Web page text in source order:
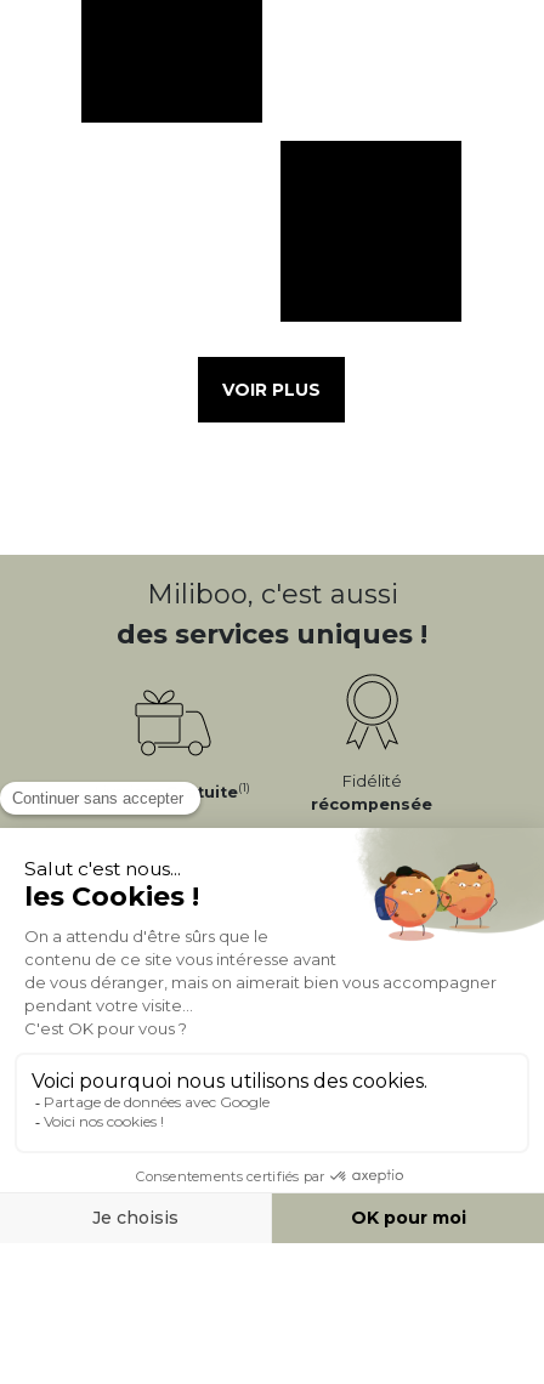
VOIR PLUS
Miliboo, c'est aussi
des services uniques !
LivraisonGratuite(1)
Fidélité
récompensée
Expéditionen
24/72h
Appel gratuit
0 20 88 04 14
À PROPOS DE MILIBOO